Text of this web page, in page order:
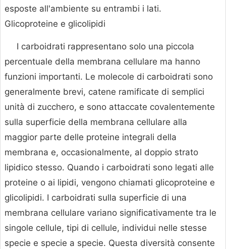
esposte all'ambiente su entrambi i lati.
Glicoproteine e glicolipidi
I carboidrati rappresentano solo una piccola
percentuale della membrana cellulare ma hanno
funzioni importanti. Le molecole di carboidrati sono
generalmente brevi, catene ramificate di semplici
unità di zucchero, e sono attaccate covalentemente
sulla superficie della membrana cellulare alla
maggior parte delle proteine integrali della
membrana e, occasionalmente, al doppio strato
lipidico stesso. Quando i carboidrati sono legati alle
proteine o ai lipidi, vengono chiamati glicoproteine e
glicolipidi. I carboidrati sulla superficie di una
membrana cellulare variano significativamente tra le
singole cellule, tipi di cellule, individui nelle stesse
specie e specie a specie. Questa diversità consente